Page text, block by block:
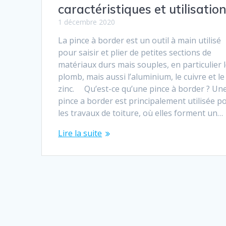
caractéristiques et
1 décembre 2020
La pince à border est un outil à main utilisé
pour saisir et plier de petites sections de
matériaux durs mais souples, en particulier
plomb, mais aussi l’aluminium, le cuivre et le
zinc. Qu’est-ce qu’une pince à border ?
pince a border est principalement utilisée
les travaux de toiture, où elles forment un…
Lire la suite